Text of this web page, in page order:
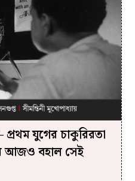
যুগের চাকুরিরতা
আজও বহাল সেই